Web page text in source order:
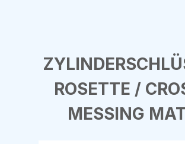
Produktgalerie überspringen
ROSETTE /
MESSING